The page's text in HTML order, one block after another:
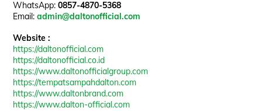
WhatsApp:0857-4870-5368
Email:admin@daltonofficial.com
Website :
https://daltonofficial.com
https://daltonofficial.co.id
https://www.daltonofficialgroup.com
https://tempatsampahdalton.com
https://www.daltonbrand.com
https://www.dalton-official.com